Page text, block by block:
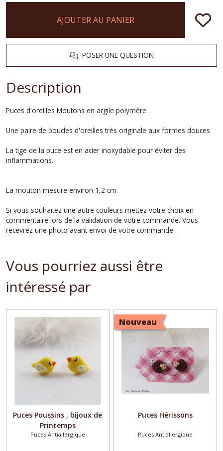
AJOUTER AU PANIER
POSER UNE QUESTION
Description
Puces d'oreilles Moutons en argile polymère .
Une paire de boucles d'oreilles très originale aux formes douces
La tige de la puce est en acier inoxydable pour éviter des
inflammations.
La mouton mesure environ 1,2 cm
Si vous souhaitez une autre couleurs mettez votre choix en
commentaire lors de la validation de votre commande. Vous
recevrez une photo avant envoi de votre commande .
Vous pourriez aussi être
intéressé par
Puces Poussins , bijoux de
Printemps
Puces Antiallergique
Nouveau
Puces Hérissons
Puces Antiallergique